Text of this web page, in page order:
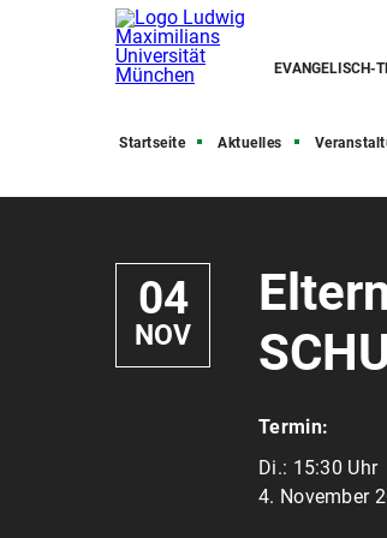
EVANGELISCH-
Startseite Aktuelles
04
NOV
Termin:
Di.: 15:30 Uhr
4. November